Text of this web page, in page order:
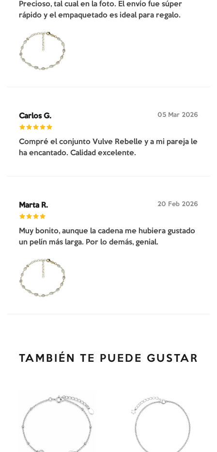
Precioso, tal cual en la foto. El envío fue súper
rápido y el empaquetado es ideal para regalo.
Carlos G. 05 Mar 2026
Compré el conjunto Vulve Rebelle y a mi pareja le
ha encantado. Calidad excelente.
Marta R. 20 Feb 2026
Muy bonito, aunque la cadena me hubiera gustado
un pelín más larga. Por lo demás, genial.
TAMBIÉN TE PUEDE GUSTAR